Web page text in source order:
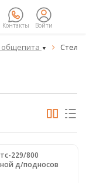
Контакты Войти
общепита ▼ 
229/800
д/подносов